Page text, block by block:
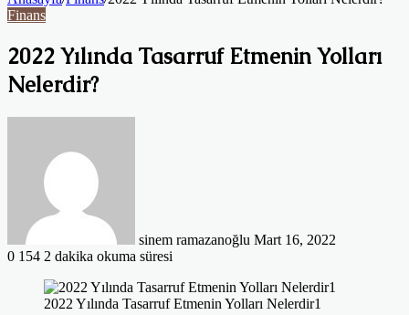
Finans
2022 Yılında Tasarruf Etmenin Yolları
Nelerdir?
sinem ramazanoğlu Mart 16, 2022
0 154 2 dakika okuma süresi
2022 Yılında Tasarruf Etmenin Yolları Nelerdir1